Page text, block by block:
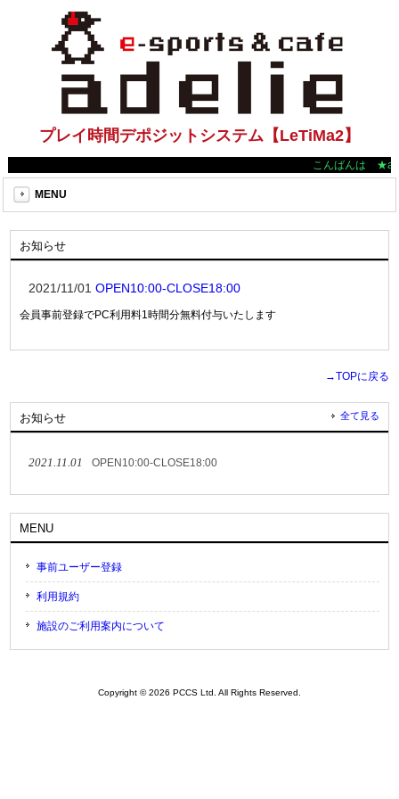
プレイ時間デポジットシステム【LeTiMa2】
こんばんは
MENU
お知らせ
2021/11/01OPEN10:00-CLOSE18:00
会員事前登録でPC利用料1時間分無料付与いたします
→TOPに戻る
お知らせ 全て見る
2021.11.01 OPEN10:00-CLOSE18:00
MENU
事前ユーザー登録
利用規約
施設のご利用案内について
Copyright © 2026 PCCS Ltd. All Rights Reserved.